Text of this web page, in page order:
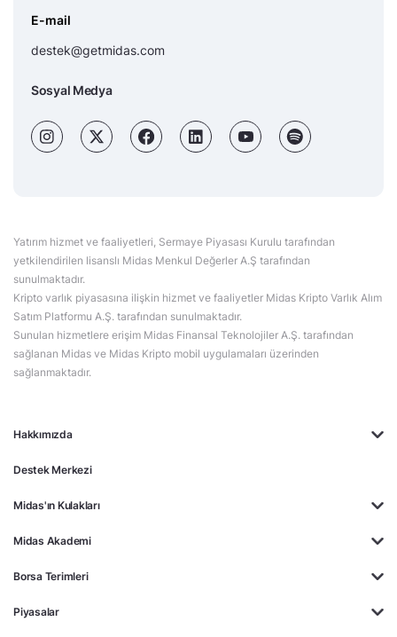
Hakkımızda
Destek Merkezi
Midas'ın Kulakları
Midas Akademi
Borsa Terimleri
Piyasalar
E-mail
destek@getmidas.com
Sosyal Medya
Yatırım hizmet ve faaliyetleri, Sermaye Piyasası Kurulu tarafından
yetkilendirilen lisanslı Midas Menkul Değerler A.Ş tarafından
sunulmaktadır.
Kripto varlık piyasasına ilişkin hizmet ve faaliyetler Midas Kripto Varlık Alım
Satım Platformu A.Ş. tarafından sunulmaktadır.
Sunulan hizmetlere erişim Midas Finansal Teknolojiler A.Ş. tarafından
sağlanan Midas ve Midas Kripto mobil uygulamaları üzerinden
sağlanmaktadır.